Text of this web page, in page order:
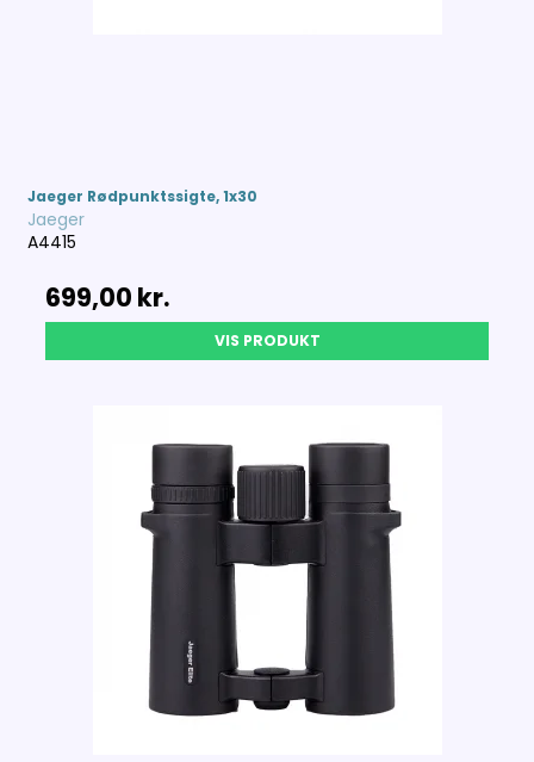
Jaeger Rødpunktssigte, 1x30
Jaeger
A4415
699,00 kr.
VIS PRODUKT